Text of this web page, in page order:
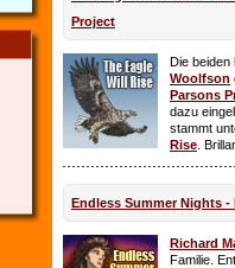
Project
Die beiden
Woolfson
Parsons
dazu
stammt
Rise .
Endless Summer Nights -
Richard
Familie.